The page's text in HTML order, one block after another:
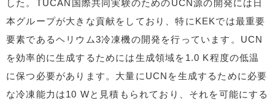
した。TUCAN国際共同実験のためのUCN源の開発には日
本グループが大きな貢献をしており、特にKEKでは最重要
要素であるヘリウム3冷凍機の開発を行っています。UCN
を効率的に生成するためには生成領域を1.0 K程度の低温
に保つ必要があります。大量にUCNを生成するために必要
な冷凍能力は10 Wと見積もられており、それを可能にする